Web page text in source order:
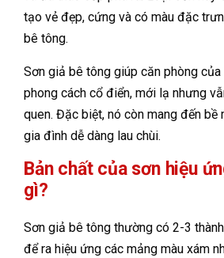
tạo vẻ đẹp, cứng và có màu đặc
bê tông.
Sơn giả bê tông giúp căn phòng
phong cách cổ điển, mới lạ nhưng
quen. Đặc biệt, nó còn mang đến bề
gia đình dễ dàng lau chùi.
Bản chất của sơn hiệu
gì?
Sơn giả bê tông thường có 2-3
để ra hiệu ứng các mảng màu xám